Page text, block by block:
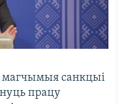
магчымыя санкцыі
працу